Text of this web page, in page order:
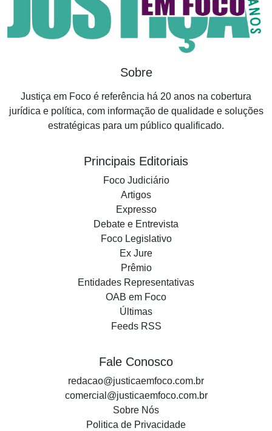
Sobre
Justiça em Foco é referência há 20 anos na cobertura
jurídica e política, com informação de qualidade e soluções
estratégicas para um público qualificado.
Principais Editoriais
Foco Judiciário
Artigos
Expresso
Debate e Entrevista
Foco Legislativo
Ex Jure
Prêmio
Entidades Representativas
OAB em Foco
Últimas
Feeds RSS
Fale Conosco
redacao@justicaemfoco.com.br
comercial@justicaemfoco.com.br
Sobre Nós
Politica de Privacidade